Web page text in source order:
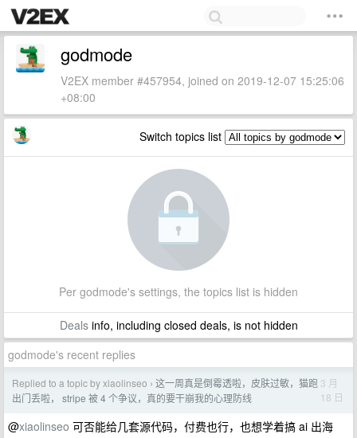
godmode
V2EX member #457954, joined on 2019-12-07 15:25:06
+08:00
Switch topics list
Per godmode's settings, the topics list is hidden
Dealsinfo, including closed deals, is not hidden
godmode's recent replies
Replied to a topic by xiaolinseo › 这一周真是倒霉透啦，皮肤过敏，猫跑
出门丢啦， stripe 被 4 个争议，真的要干崩我的心理防线
3 月
18 日
@xiaolinseo 可否能给几套源代码，付费也行，也想学着搞 ai 出海